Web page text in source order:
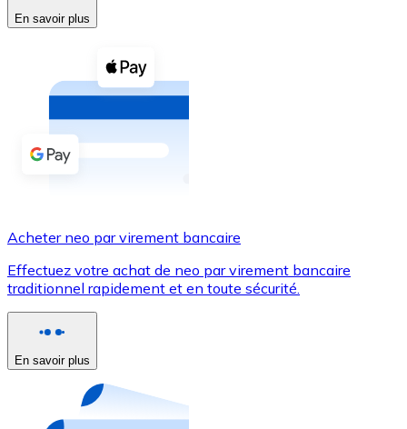
Voir toutes
Coupons crypto
Achetez des cryptomonnaies en espèces et d'autres
Acheter avec espèces
Virement SEPA
Utilisez les cartes Visa et Mastercard pour acheter
Acheter avec carte
Nouveau
Achetez des cartes-cadeaux de vos marques
En savoir plus
Acheter neo par virement bancaire
Effectuez votre achat de neo par virement bancaire
traditionnel rapidement et en toute sécurité.
En savoir plus